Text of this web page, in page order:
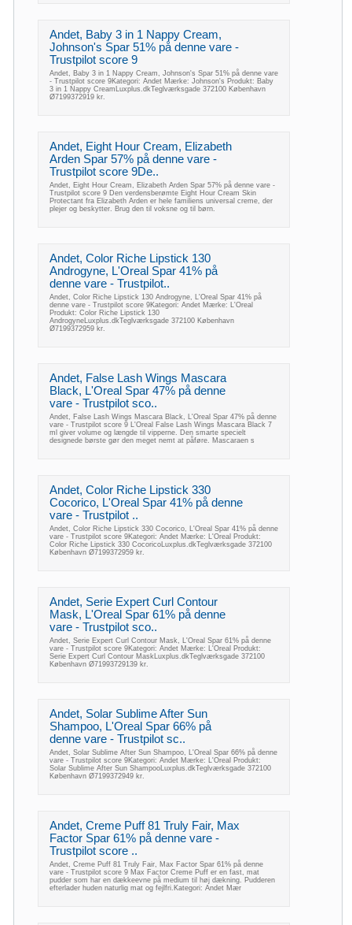
Andet, Baby 3 in 1 Nappy Cream,
Johnson's Spar 51% på denne vare -
Trustpilot score 9
Andet, Baby 3 in 1 Nappy Cream, Johnson's Spar 51% på denne vare
- Trustpilot score 9Kategori: Andet Mærke: Johnson's Produkt: Baby
3 in 1 Nappy CreamLuxplus.dkTeglværksgade 372100 København
Ø7199372919 kr.
Andet, Eight Hour Cream, Elizabeth
Arden Spar 57% på denne vare -
Trustpilot score 9De..
Andet, Eight Hour Cream, Elizabeth Arden Spar 57% på denne vare -
Trustpilot score 9 Den verdensberømte Eight Hour Cream Skin
Protectant fra Elizabeth Arden er hele familiens universal creme, der
plejer og beskytter. Brug den til voksne og til børn.
Andet, Color Riche Lipstick 130
Androgyne, L'Oreal Spar 41% på
denne vare - Trustpilot..
Andet, Color Riche Lipstick 130 Androgyne, L'Oreal Spar 41% på
denne vare - Trustpilot score 9Kategori: Andet Mærke: L'Oreal
Produkt: Color Riche Lipstick 130
AndrogyneLuxplus.dkTeglværksgade 372100 København
Ø7199372959 kr.
Andet, False Lash Wings Mascara
Black, L'Oreal Spar 47% på denne
vare - Trustpilot sco..
Andet, False Lash Wings Mascara Black, L'Oreal Spar 47% på denne
vare - Trustpilot score 9 L'Oreal False Lash Wings Mascara Black 7
ml giver volume og længde til vipperne. Den smarte specielt
designede børste gør den meget nemt at påføre. Mascaraen s
Andet, Color Riche Lipstick 330
Cocorico, L'Oreal Spar 41% på denne
vare - Trustpilot ..
Andet, Color Riche Lipstick 330 Cocorico, L'Oreal Spar 41% på denne
vare - Trustpilot score 9Kategori: Andet Mærke: L'Oreal Produkt:
Color Riche Lipstick 330 CocoricoLuxplus.dkTeglværksgade 372100
København Ø7199372959 kr.
Andet, Serie Expert Curl Contour
Mask, L'Oreal Spar 61% på denne
vare - Trustpilot sco..
Andet, Serie Expert Curl Contour Mask, L'Oreal Spar 61% på denne
vare - Trustpilot score 9Kategori: Andet Mærke: L'Oreal Produkt:
Serie Expert Curl Contour MaskLuxplus.dkTeglværksgade 372100
København Ø71993729139 kr.
Andet, Solar Sublime After Sun
Shampoo, L'Oreal Spar 66% på
denne vare - Trustpilot sc..
Andet, Solar Sublime After Sun Shampoo, L'Oreal Spar 66% på denne
vare - Trustpilot score 9Kategori: Andet Mærke: L'Oreal Produkt:
Solar Sublime After Sun ShampooLuxplus.dkTeglværksgade 372100
København Ø7199372949 kr.
Andet, Creme Puff 81 Truly Fair, Max
Factor Spar 61% på denne vare -
Trustpilot score ..
Andet, Creme Puff 81 Truly Fair, Max Factor Spar 61% på denne
vare - Trustpilot score 9 Max Factor Creme Puff er en fast, mat
pudder som har en dækkeevne på medium til høj dækning. Pudderen
efterlader huden naturlig mat og fejlfri.Kategori: Andet Mær